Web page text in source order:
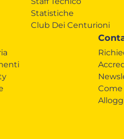
Statistiche
Club Dei Centurioni